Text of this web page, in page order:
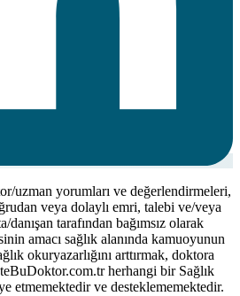
uzman yorumları ve değerlendirmeleri,
veya dolaylı emri, talebi ve/veya
danışan tarafından bağımsız olarak
amacı sağlık alanında kamuoyunun
okuryazarlığını arttırmak, doktora
herhangi bir Sağlık
etmemektedir ve desteklememektedir.